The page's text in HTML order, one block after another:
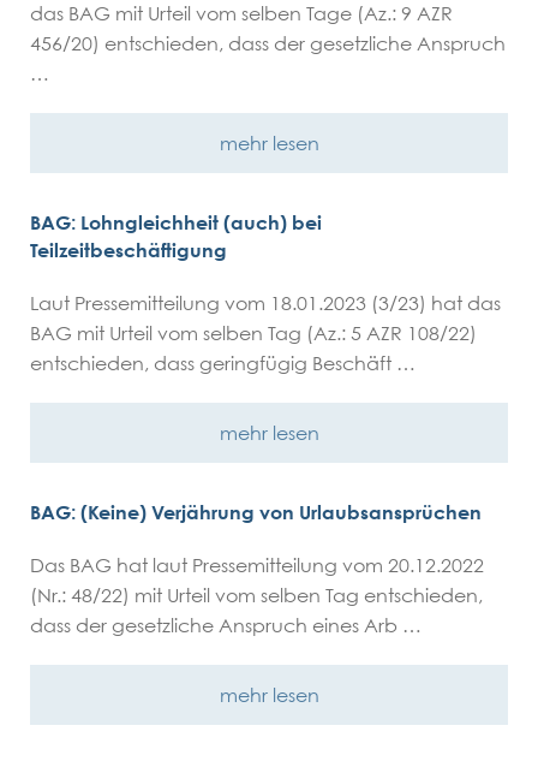
das BAG mit Urteil vom selben Tage (Az.: 9 AZR
456/20) entschieden, dass der gesetzliche Anspruch
…
mehr lesen
BAG: Lohngleichheit (auch) bei
Teilzeitbeschäftigung
Laut Pressemitteilung vom 18.01.2023 (3/23) hat das
BAG mit Urteil vom selben Tag (Az.: 5 AZR 108/22)
entschieden, dass geringfügig Beschäft …
mehr lesen
BAG: (Keine) Verjährung von Urlaubsansprüchen
Das BAG hat laut Pressemitteilung vom 20.12.2022
(Nr.: 48/22) mit Urteil vom selben Tag entschieden,
dass der gesetzliche Anspruch eines Arb …
mehr lesen